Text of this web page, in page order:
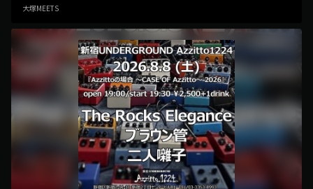
大塚MEETS